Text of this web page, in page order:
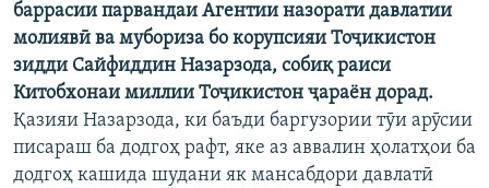
баррасии парвандаи Агентии назорати давлатии
молиявӣ ва мубориза бо корупсияи Тоҷикистон
зидди Сайфиддин Назарзода, собиқ раиси
Китобхонаи миллии Тоҷикистон ҷараён дорад.
Қазияи Назарзода, ки баъди баргузории тӯи арӯсии
писараш ба додгоҳ рафт, яке аз аввалин ҳолатҳои ба
додгоҳ кашида шудани як мансабдори давлатӣ